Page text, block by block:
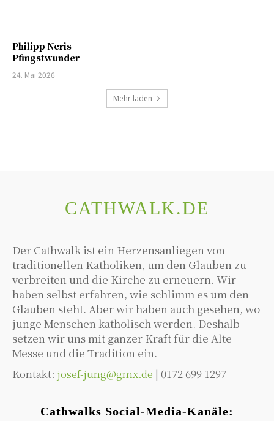
Philipp Neris
Pfingstwunder
24. Mai 2026
Mehr laden
CATHWALK.DE
Der Cathwalk ist ein Herzensanliegen von
traditionellen Katholiken, um den Glauben zu
verbreiten und die Kirche zu erneuern. Wir
haben selbst erfahren, wie schlimm es um den
Glauben steht. Aber wir haben auch gesehen, wo
junge Menschen katholisch werden. Deshalb
setzen wir uns mit ganzer Kraft für die Alte
Messe und die Tradition ein.
Kontakt: josef-jung@gmx.de | 0172 699 1297
Cathwalks Social-Media-Kanäle: